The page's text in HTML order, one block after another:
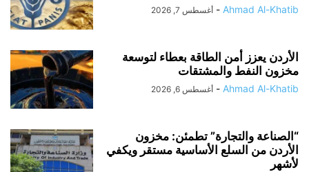
Ahmad Al-Khatib
- أغسطس 7, 2026
الأردن يعزز أمن الطاقة بعطاء لتوسعة
مخزون النفط والمشتقات
Ahmad Al-Khatib
- أغسطس 6, 2026
“الصناعة والتجارة” تطمئن: مخزون
الأردن من السلع الأساسية مستقر ويكفي
لأشهر